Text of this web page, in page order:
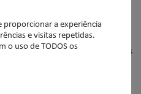
alunos do Ensino Médio!
o gabarito do ENEM – 1º
Amanhã tem mais! Esperamos
MAIS
proporcionar a experiência
e visitas repetidas.
o uso de TODOS os